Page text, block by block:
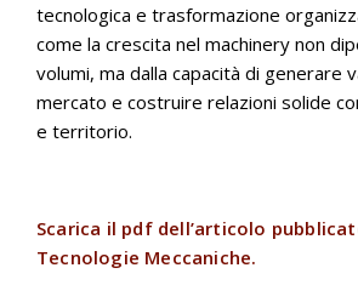
tecnologica e trasformazione
come la crescita nel machinery non
volumi, ma dalla capacità di generare
mercato e costruire relazioni solide
e territorio.
Scarica il pdf dell’articolo
Tecnologie Meccaniche.